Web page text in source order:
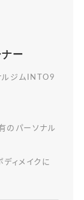
ー
ルジムINTO9
のパーソナル
ィメイクに